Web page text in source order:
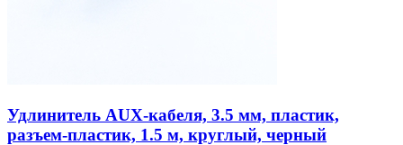
Удлинитель AUX-кабеля, 3.5 мм, пластик,
разъем-пластик, 1.5 м, круглый, черный